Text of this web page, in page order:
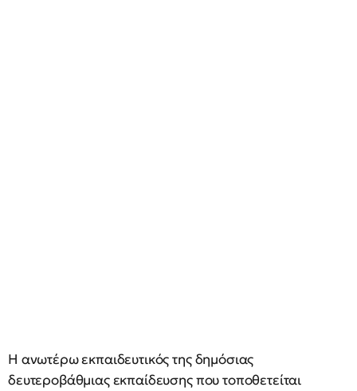
Η ανωτέρω εκπαιδευτικός της δημόσιας
δευτεροβάθμιας εκπαίδευσης που τοποθετείται